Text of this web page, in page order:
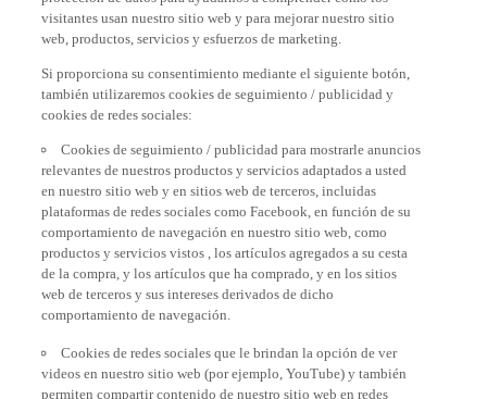
visitantes usan nuestro sitio web y para mejorar nuestro sitio
web, productos, servicios y esfuerzos de marketing.
Si proporciona su consentimiento mediante el siguiente botón,
también utilizaremos cookies de seguimiento / publicidad y
cookies de redes sociales:
Cookies de seguimiento / publicidad para mostrarle anuncios
relevantes de nuestros productos y servicios adaptados a usted
en nuestro sitio web y en sitios web de terceros, incluidas
plataformas de redes sociales como Facebook, en función de su
comportamiento de navegación en nuestro sitio web, como
productos y servicios vistos , los artículos agregados a su cesta
de la compra, y los artículos que ha comprado, y en los sitios
web de terceros y sus intereses derivados de dicho
comportamiento de navegación.
Cookies de redes sociales que le brindan la opción de ver
videos en nuestro sitio web (por ejemplo, YouTube) y también
permiten compartir contenido de nuestro sitio web en redes